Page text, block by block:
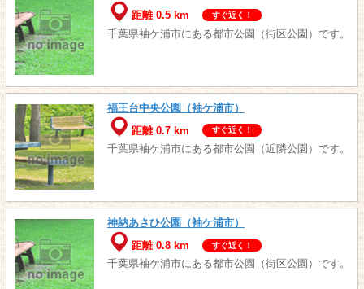
距離 0.5 km
すぐ近く！
千葉県袖ケ浦市にある都市公園（街区公園）です。
福王台中央公園（袖ケ浦市）
距離 0.7 km
すぐ近く！
千葉県袖ケ浦市にある都市公園（近隣公園）です。
神納あさひ公園（袖ケ浦市）
距離 0.8 km
すぐ近く！
千葉県袖ケ浦市にある都市公園（街区公園）です。